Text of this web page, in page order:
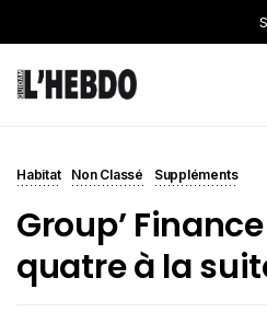
Habitat Non Classé Suppléments
Group’
quatre à la